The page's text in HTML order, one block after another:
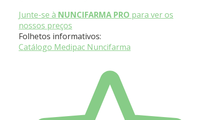
Junte-se à NUNCIFARMA PRO para ver os
nossos preços
Folhetos informativos:
Catálogo Medipac Nuncifarma